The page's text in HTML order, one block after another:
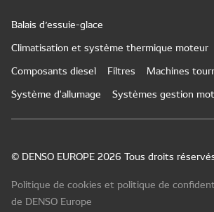
Balais d’essuie-glace
Climatisation et système thermique moteur
Composants diesel
Filtres
Machines
Système d'allumage
Systèmes gestion
© DENSO EUROPE 2026 Tous droits
Politique de cookies et politique de
de DENSO Europe